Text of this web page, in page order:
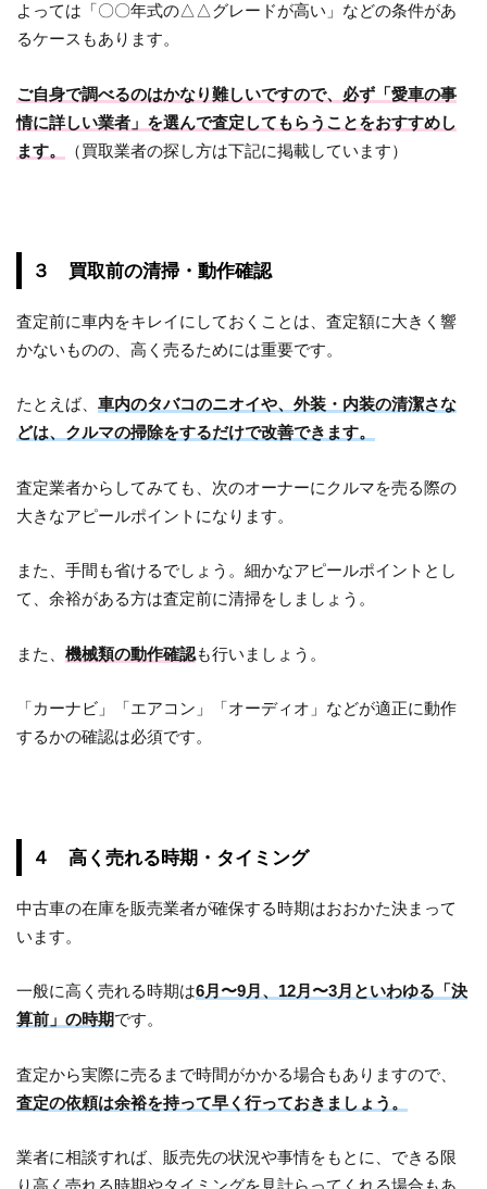
よっては「〇〇年式の△△グレードが高い」などの条件があ
るケースもあります。
ご自身で調べるのはかなり難しいですので、必ず「愛車の事
情に詳しい業者」を選んで査定してもらうことをおすすめし
ます。
（買取業者の探し方は下記に掲載しています）
３ 買取前の清掃・動作確認
査定前に車内をキレイにしておくことは、査定額に大きく響
かないものの、高く売るためには重要です。
たとえば、車内のタバコのニオイや、外装・内装の清潔さな
どは、クルマの掃除をするだけで改善できます。
査定業者からしてみても、次のオーナーにクルマを売る際の
大きなアピールポイントになります。
また、手間も省けるでしょう。細かなアピールポイントとし
て、余裕がある方は査定前に清掃をしましょう。
また、機械類の動作確認も行いましょう。
「カーナビ」「エアコン」「オーディオ」などが適正に動作
するかの確認は必須です。
４ 高く売れる時期・タイミング
中古車の在庫を販売業者が確保する時期はおおかた決まって
います。
一般に高く売れる時期は6月〜9月、12月〜3月といわゆる「決
算前」の時期です。
査定から実際に売るまで時間がかかる場合もありますので、
査定の依頼は余裕を持って早く行っておきましょう。
業者に相談すれば、販売先の状況や事情をもとに、できる限